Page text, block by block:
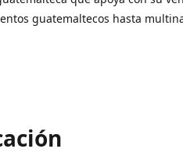
guatemaltecos hasta